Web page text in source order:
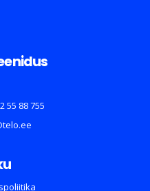
55 88 755